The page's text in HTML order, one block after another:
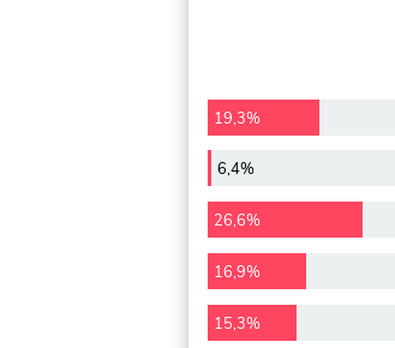
19,3%
6,4%
26,6%
16,9%
15,3%